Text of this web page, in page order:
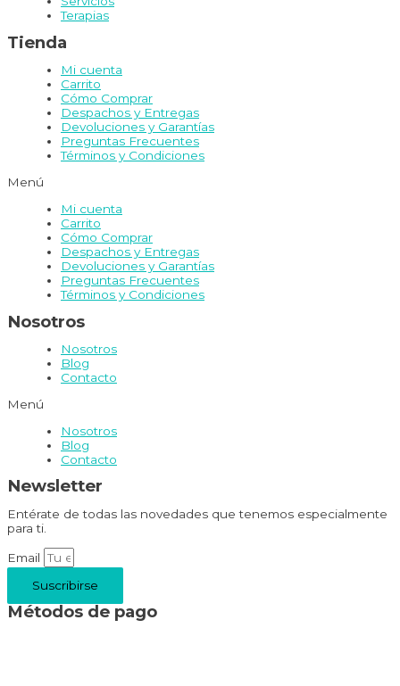
Terapias
Tienda
Mi cuenta
Carrito
Cómo Comprar
Despachos y Entregas
Devoluciones y Garantías
Preguntas Frecuentes
Términos y Condiciones
Menú
Mi cuenta
Carrito
Cómo Comprar
Despachos y Entregas
Devoluciones y Garantías
Preguntas Frecuentes
Términos y Condiciones
Nosotros
Nosotros
Blog
Contacto
Menú
Nosotros
Blog
Contacto
Newsletter
Entérate de todas las novedades que tenemos especialmente
para ti.
Email
Suscribirse
Métodos de pago